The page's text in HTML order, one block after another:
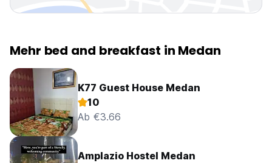
Mehr bed and breakfast in Medan
K77 Guest House Medan
10
Ab €3.66
Amplazio Hostel Medan